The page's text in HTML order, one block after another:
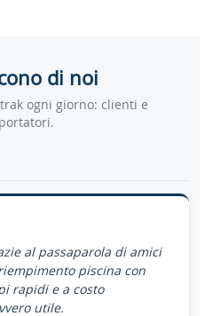
di noi
ogni giorno: clienti e
al passaparola di amici
piscina con
rapidi e a costo
utile.